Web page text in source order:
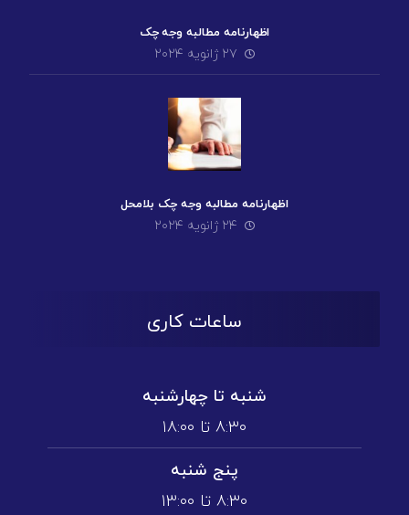
اظهارنامه مطالبه وجه چک
۲۷ ژانویه ۲۰۲۴
اظهارنامه مطالبه وجه چک بلامحل
۲۴ ژانویه ۲۰۲۴
ساعات کاری
شنبه تا چهارشنبه
۸:۳۰ تا ۱۸:۰۰
پنج شنبه
۸:۳۰ تا ۱3:۰۰